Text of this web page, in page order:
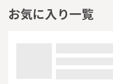
お気に入り一覧